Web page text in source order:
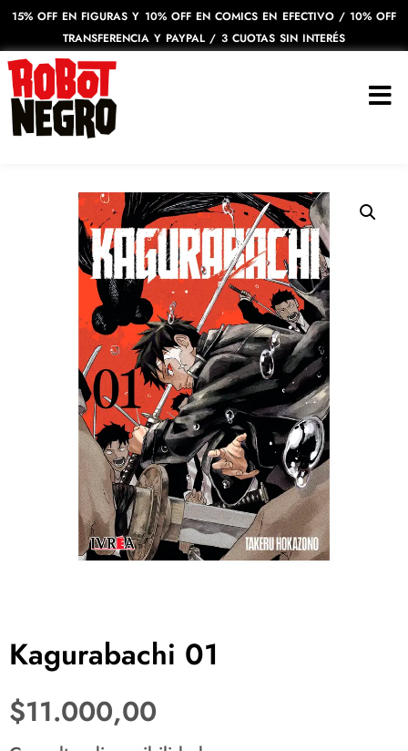
15% OFF EN FIGURAS Y 10% OFF EN COMICS EN EFECTIVO / 10% OFF
TRANSFERENCIA Y PAYPAL / 3 CUOTAS SIN INTERÉS
Kagurabachi 01
$11.000,00